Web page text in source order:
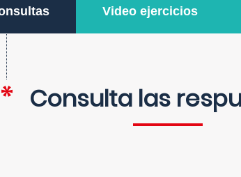
Video ejercicios
Consulta las